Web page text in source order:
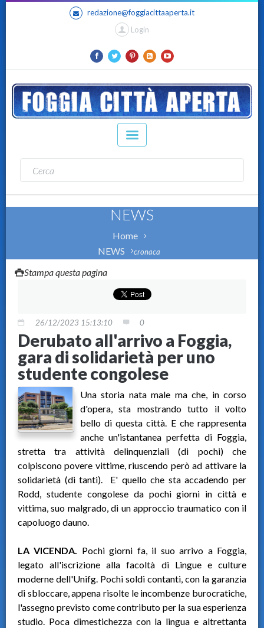
redazione@foggiacittaaperta.it
Login
NEWS
Home
NEWS
cronaca
Stampa questa pagina
26/12/2023 15:13:10 0
Derubato all'arrivo a Foggia,
gara di solidarietà per uno
studente congolese
Una storia nata male ma che, in corso
d'opera, sta mostrando tutto il volto
bello di questa città. E che rappresenta
anche un'istantanea perfetta di Foggia,
stretta tra attività delinquenziali (di pochi) che
colpiscono povere vittime, riuscendo però ad attivare la
solidarietà (di tanti). E' quello che sta accadendo per
Rodd, studente congolese da pochi giorni in città e
vittima, suo malgrado, di un approccio traumatico con il
capoluogo dauno.
LA VICENDA. Pochi giorni fa, il suo arrivo a Foggia,
legato all'iscrizione alla facoltà di Lingue e culture
moderne dell'Unifg. Pochi soldi contanti, con la garanzia
di sbloccare, appena risolte le incombenze burocratiche,
l'assegno previsto come contributo per la sua esperienza
studio. Poca dimestichezza con la lingua e altrettanta